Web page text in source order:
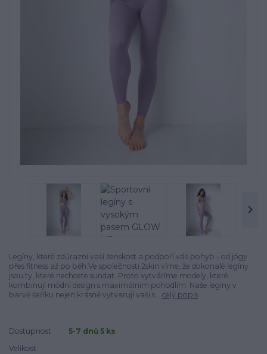
Legíny, které zdůrazní vaši ženskost a podpoří váš pohyb - od jógy
přes fitness až po běh.Ve společnosti 2skin víme, že dokonalé legíny
jsou ty, které nechcete sundat. Proto vytváříme modely, které
kombinují módní design s maximálním pohodlím. Naše legíny v
barvě šeříku nejen krásně vytvarují vaši s... celý popis
Dostupnost
5-7 dnů 5 ks
Velikost